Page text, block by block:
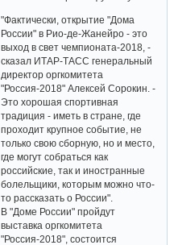
"Фактически, открытие "Дома
России" в Рио-де-Жанейро - это
выход в свет чемпионата-2018, -
сказал ИТАР-ТАСС генеральный
директор оргкомитета
"Россия-2018" Алексей Сорокин. -
Это хорошая спортивная
традиция - иметь в стране, где
проходит крупное событие, не
только свою сборную, но и место,
где могут собраться как
российские, так и иностранные
болельщики, которым можно что-
то рассказать о России".
В "Доме России" пройдут
выставка оргкомитета
"Россия-2018", состоится